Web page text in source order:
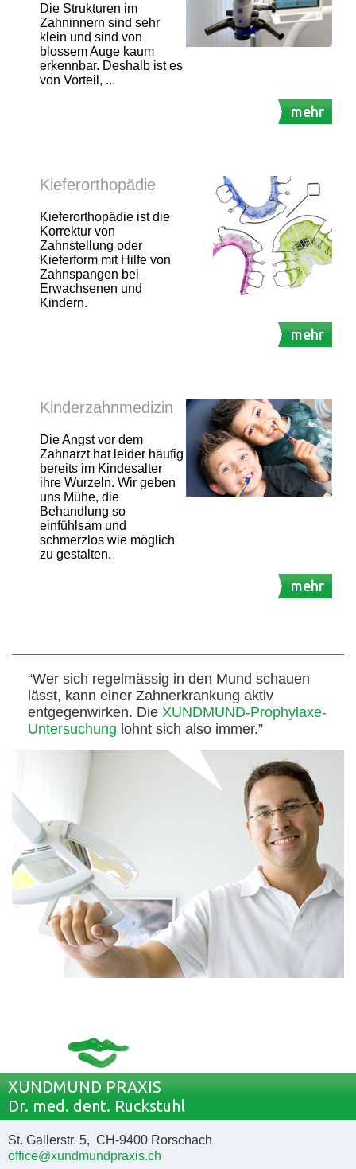
Die Strukturen im
Zahninnern sind sehr
klein und sind von
blossem Auge kaum
erkennbar. Deshalb ist es
von Vorteil, ...
mehr
Kieferorthopädie
Kieferorthopädie ist die
Korrektur von
Zahnstellung oder
Kieferform mit Hilfe von
Zahnspangen bei
Erwachsenen und
Kindern.
mehr
Kinderzahnmedizin
Die Angst vor dem
Zahnarzt hat leider häufig
bereits im Kindesalter
ihre Wurzeln. Wir geben
uns Mühe, die
Behandlung so
einfühlsam und
schmerzlos wie möglich
zu gestalten.
mehr
“Wer sich regelmässig in den Mund schauen
lässt, kann einer Zahnerkrankung aktiv
entgegenwirken. Die XUNDMUND-Prophylaxe-
Untersuchung lohnt sich also immer.”
XUNDMUND PRAXIS
Dr. med. dent. Ruckstuhl
St. Gallerstr. 5, CH-9400 Rorschach
office@xundmundpraxis.ch